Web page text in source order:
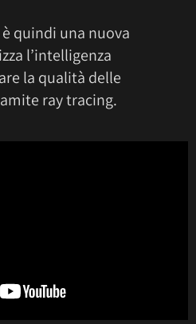
quindi una nuova
l’intelligenza
la qualità delle
ray tracing.